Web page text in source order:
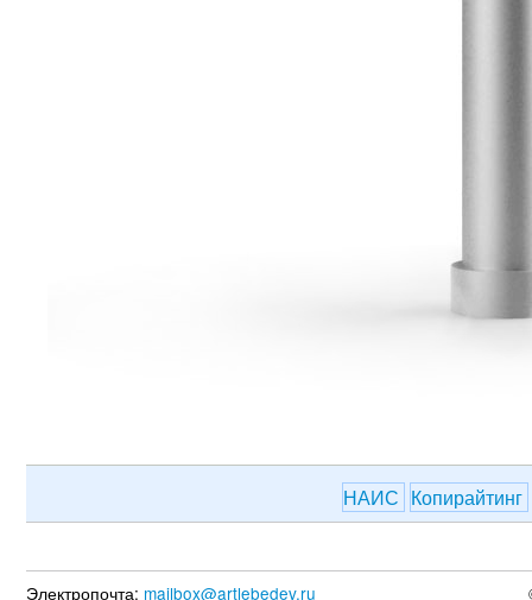
НАИС Копирайтинг
Электропочта: mailbox@artlebedev.ru